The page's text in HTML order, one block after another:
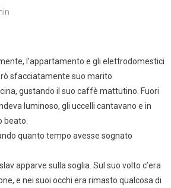
l’appartamento e gli elettrodomestici
sfacciatamente suo marito
gustando il suo caffè mattutino. Fuori
luminoso, gli uccelli cantavano e in
beato.
quanto tempo avesse sognato
apparve sulla soglia. Sul suo volto c’era
e nei suoi occhi era rimasto qualcosa di